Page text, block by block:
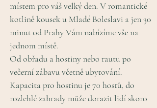
místem pro váš velký den. V romantické
kotlině kousek u Mladé Boleslavi a jen 30
minut od Prahy Vám nabízíme vše na
jednom místě.
Od obřadu a hostiny nebo rautu po
večerní zábavu včetně ubytování.
Kapacita pro hostinu je 70 hostů, do
rozlehlé zahrady může dorazit lidí skoro